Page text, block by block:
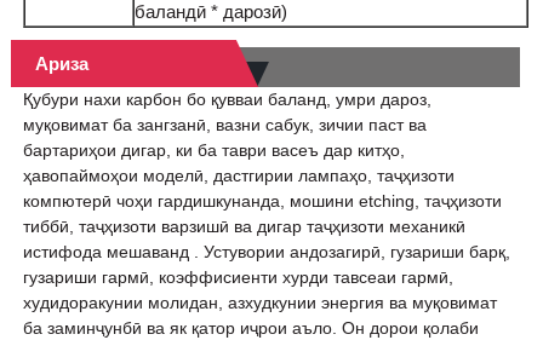
баландӣ * дарозӣ)
Ариза
Қубури нахи карбон бо қувваи баланд, умри дароз,
муқовимат ба зангзанӣ, вазни сабук, зичии паст ва
бартариҳои дигар, ки ба таври васеъ дар китҳо,
ҳавопаймоҳои моделӣ, дастгирии лампаҳо, таҷҳизоти
компютерӣ чоҳи гардишкунанда, мошини etching, таҷҳизоти
тиббӣ, таҷҳизоти варзишӣ ва дигар таҷҳизоти механикӣ
истифода мешаванд . Устувории андозагирӣ, гузариши барқ,
гузариши гармӣ, коэффисиенти хурди тавсеаи гармӣ,
худидоракунии молидан, азхудкунии энергия ва муқовимат
ба заминҷунбӣ ва як қатор иҷрои аъло. Он дорои қолаби